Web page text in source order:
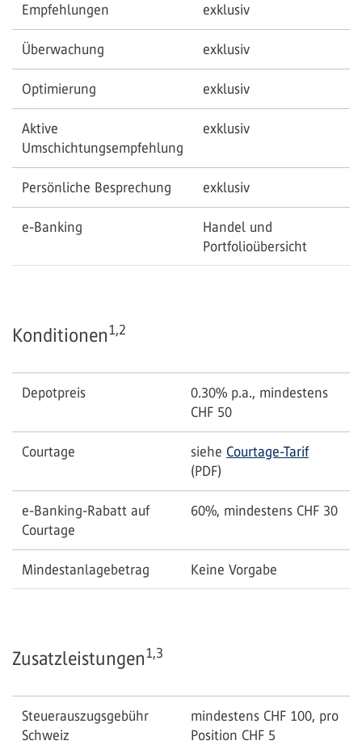
Empfehlungen exklusiv
Überwachung exklusiv
Optimierung exklusiv
Aktive
Umschichtungsempfehlung
exklusiv
Persönliche Besprechung exklusiv
e-Banking
Handel und
Portfolioübersicht
Konditionen1,2
Depotpreis
0.30% p.a., mindestens
CHF 50
Courtage siehe Courtage-Tarif
(PDF)
e-Banking-Rabatt auf
Courtage
60%, mindestens CHF 30
Mindestanlagebetrag Keine Vorgabe
Zusatzleistungen1,3
Steuerauszugsgebühr
Schweiz
mindestens CHF 100, pro
Position CHF 5